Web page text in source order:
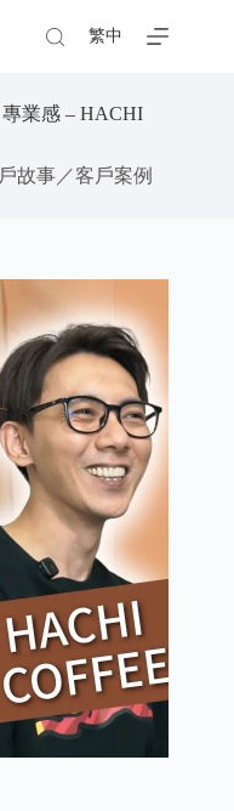
繁中
業感 – HACHI
故事／客戶案例